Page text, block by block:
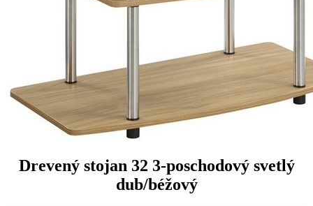
Drevený stojan 32 3-poschodový svetlý
dub/béžový